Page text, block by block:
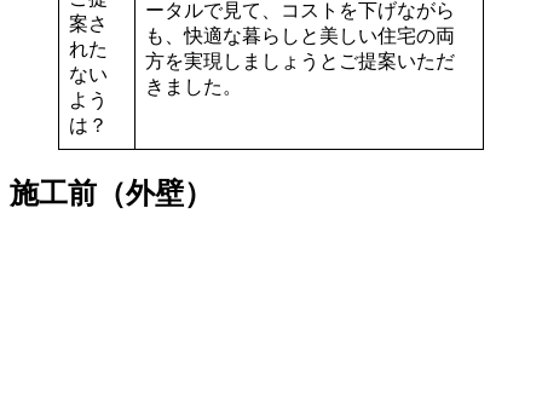
案さ
れた
ない
よう
は？
ータルで見て、コストを下げながら
も、快適な暮らしと美しい住宅の両
方を実現しましょうとご提案いただ
きました。
施工前（外壁）